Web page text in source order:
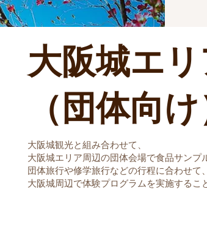
大阪城エ
（団体向け
大阪城観光と組み合わせて、
大阪城エリア周辺の団体会場で食品サンプ
団体旅行や修学旅行などの行程に合わせて、
大阪城周辺で体験プログラムを実施するこ